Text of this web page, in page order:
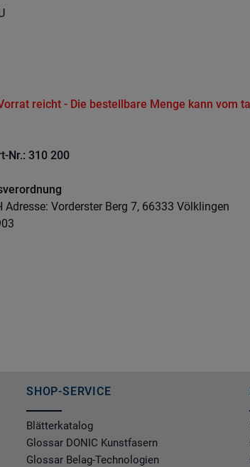
reicht - Die bestellbare Menge kann vom
Nr.: 310 200
Vorderster Berg 7, 66333 Völklingen
SHOP-SERVICE
Blätterkatalog
Glossar DONIC Kunstfasern
Glossar Belag-Technologien